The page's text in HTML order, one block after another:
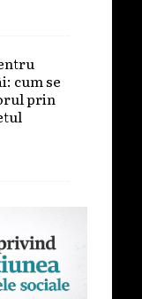
cum se
prin